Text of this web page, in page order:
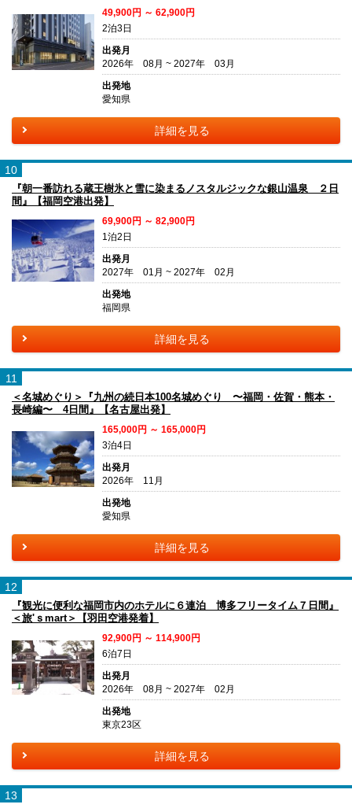
49,900円 ～ 62,900円
2泊3日
出発月
2026年 08月 ~ 2027年 03月
出発地
愛知県
詳細を見る
10
『朝一番訪れる蔵王樹氷と雪に染まるノスタルジックな銀山温泉 ２日
間』【福岡空港出発】
69,900円 ～ 82,900円
1泊2日
出発月
2027年 01月 ~ 2027年 02月
出発地
福岡県
詳細を見る
11
＜名城めぐり＞『九州の続日本100名城めぐり 〜福岡・佐賀・熊本・
長崎編〜 4日間』【名古屋出発】
165,000円 ～ 165,000円
3泊4日
出発月
2026年 11月
出発地
愛知県
詳細を見る
12
『観光に便利な福岡市内のホテルに６連泊 博多フリータイム７日間』
＜旅'ｓmart＞【羽田空港発着】
92,900円 ～ 114,900円
6泊7日
出発月
2026年 08月 ~ 2027年 02月
出発地
東京23区
詳細を見る
13